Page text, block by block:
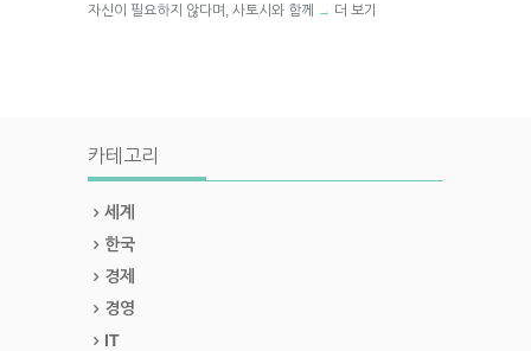
자신이 필요하지 않다며, 사토시와 함께
→ 더 보기
카테고리
세계
한국
경제
경영
IT